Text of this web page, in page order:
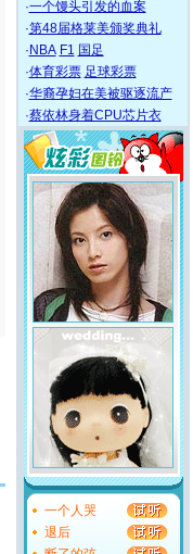
·一个馒头引发的血案
·第48届格莱美颁奖典礼
· NBA F1 国足
·体育彩票 足球彩票
·华裔孕妇在美被驱逐流产
·蔡依林身着CPU芯片衣
一个人哭
退后